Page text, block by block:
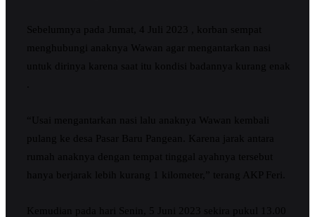
Sebelumnya pada Jumat, 4 Juli 2023 , korban sempat
menghubungi anaknya Wawan agar mengantarkan nasi
untuk dirinya karena saat itu kondisi badannya kurang enak
“Usai mengantarkan nasi lalu anaknya Wawan kembali
pulang ke desa Pasar Baru Pangean. Karena jarak antara
rumah anaknya dengan tempat tinggal ayahnya tersebut
hanya berjarak lebih kurang 1 kilometer,” terang AKP Feri.
Kemudian pada hari Senin, 5 Juni 2023 sekira pukul 13.00